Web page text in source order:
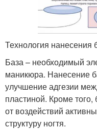
Технология нанесения
База – необходимый
маникюра. Нанесение
улучшение адгезии
пластиной. Кроме
от воздействий
структуру ногтя.